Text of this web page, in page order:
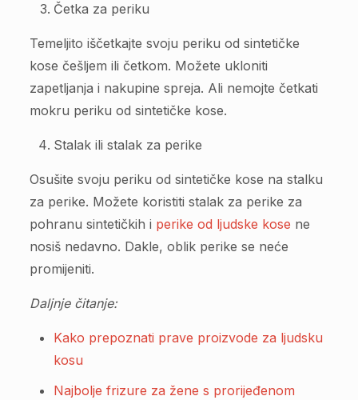
Četka za periku
Temeljito iščetkajte svoju periku od sintetičke
kose češljem ili četkom. Možete ukloniti
zapetljanja i nakupine spreja. Ali nemojte četkati
mokru periku od sintetičke kose.
Stalak ili stalak za perike
Osušite svoju periku od sintetičke kose na stalku
za perike. Možete koristiti stalak za perike za
pohranu sintetičkih i perike od ljudske kose ne
nosiš nedavno. Dakle, oblik perike se neće
promijeniti.
Daljnje čitanje:
Kako prepoznati prave proizvode za ljudsku
kosu
Najbolje frizure za žene s prorijeđenom